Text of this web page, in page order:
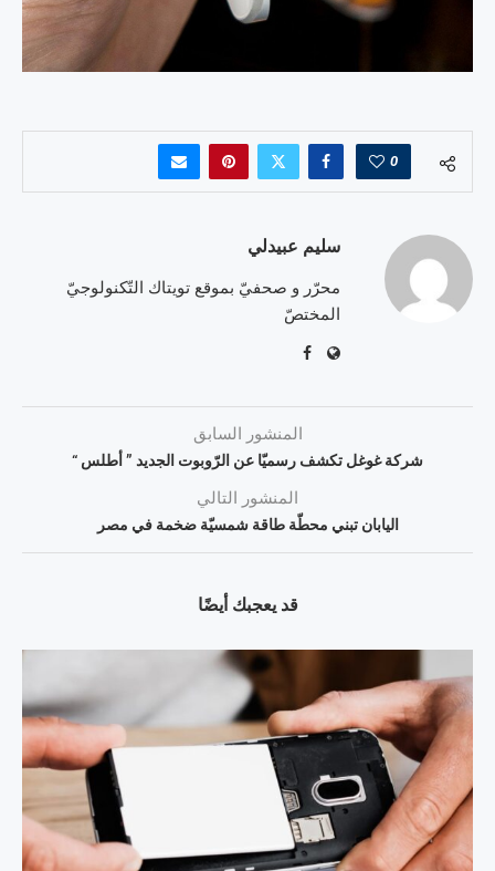
0
سليم عبيدلي
محرّر و صحفيّ بموقع تويتاك التّكنولوجيّ
المختصّ
المنشور السابق
شركة غوغل تكشف رسميّا عن الرّوبوت الجديد ” أطلس “
المنشور التالي
اليابان تبني محطّة طاقة شمسيّة ضخمة في مصر
قد يعجبك أيضًا